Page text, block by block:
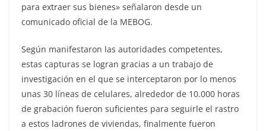
para extraer sus bienes» señalaron desde un
comunicado oficial de la MEBOG.
Según manifestaron las autoridades competentes,
estas capturas se logran gracias a un trabajo de
investigación en el que se interceptaron por lo menos
unas 30 líneas de celulares, alrededor de 10.000 horas
de grabación fueron suficientes para seguirle el rastro
a estos ladrones de viviendas, finalmente fueron